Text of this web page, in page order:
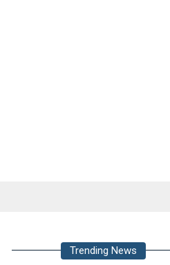
Trending News